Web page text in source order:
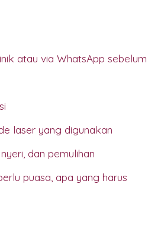
atau via WhatsApp sebelum
laser yang digunakan
dan pemulihan
puasa, apa yang harus